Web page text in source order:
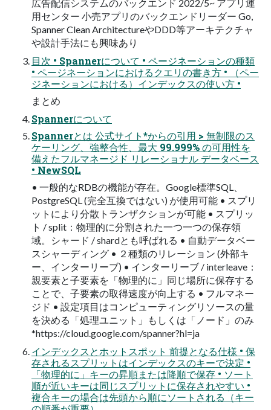
広告配信システムのバックエンド 2022/5~ アプリ運
用センター 小売アプリのバックエンドリーダー Go,
Spanner Clean ArchitectureやDDD等アーキテクチャ
や設計手法にも興味あり
目次 • Spannerについて • ページネーションの種類
• ページネーションにおけるクエリの書き方 • （ペー
ジネーションにおける）インデックスの使い方 •
まとめ
Spannerについて
Spannerとは 公式サイト*からの引用 > 無制限のス
ケーリング、強整合性、最大 99.999% の可用性を
備えたフルマネージド リレーショナル データベース
• NewSQL
• 一般的なRDBの機能が存在。Google標準SQL、
PostgreSQL (完全互換ではない) が使用可能 • スプリ
ットにより分散トランザクションが可能 • スプリッ
ト / split：物理的に分割された一つ一つの保存領
域。シャード / shardとも呼ばれる • 自動データベー
スシャーディング • ２種類のリレーション (外部キ
ー、インターリーブ) • インターリーブ / interleave：
親要素と子要素を「物理的に」同じ場所に保存する
ことで、子要素の取得速度が向上する • フルマネー
ジド • 設定項目はコンピューティングリソースの量
を決める「処理ユニット」もしくは「ノード」のみ
*https://cloud.google.com/spanner?hl=ja
インデックスとホットスポット 前提となる仕様 • 保
存されるスプリットはインデックスのキーで決定 •
「物理的に」キーの昇順または降順で保存 • ソート
順が近いキーは同じスプリットに保存されやすい •
複合キーの場合は先頭から順にソートされる（キー